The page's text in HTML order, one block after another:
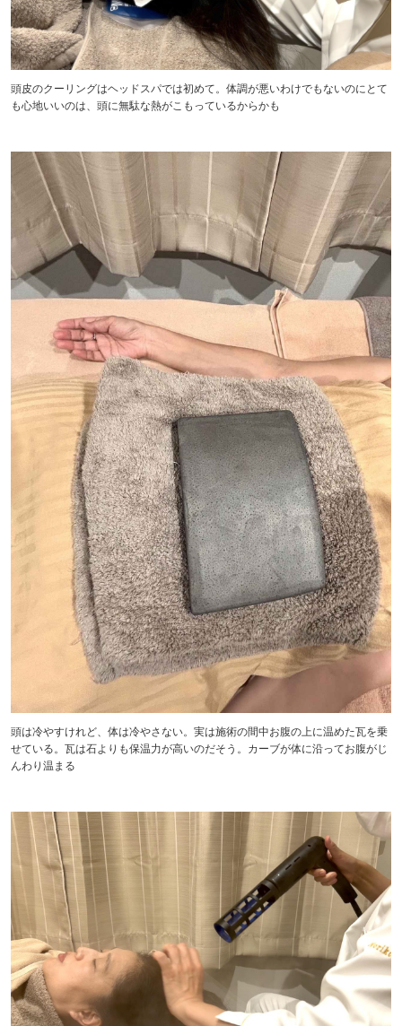
頭皮のクーリングはヘッドスパでは初めて。体調が悪いわけでもないのにとて
も心地いいのは、頭に無駄な熱がこもっているからかも
頭は冷やすけれど、体は冷やさない。実は施術の間中お腹の上に温めた瓦を乗
せている。瓦は石よりも保温力が高いのだそう。カーブが体に沿ってお腹がじ
んわり温まる